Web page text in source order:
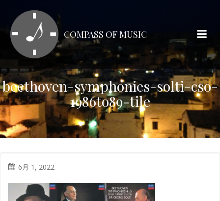
テ
ン
ツ
ス
キ
ッ
プ
COMPASS OF MUSIC
beethoven-symphonies-solti-cso-
1986to89-tile
6月 1, 2022